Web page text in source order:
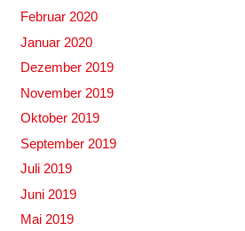
Februar 2020
Januar 2020
Dezember 2019
November 2019
Oktober 2019
September 2019
Juli 2019
Juni 2019
Mai 2019